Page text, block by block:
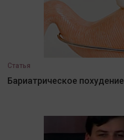
Статья
Бариатрическое похудение